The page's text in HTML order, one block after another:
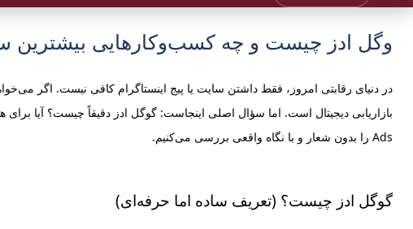
وگل ادز چیست و چه کسب‌وکارهایی بیشترین
در دنیای رقابتی امروز، فقط داشتن سایت یا پیج اینستاگرام کافی نیست. اگر
Ads را بدون شعار و با نگاه واقعی بررسی می‌کنیم.
گوگل ادز چیست؟ (تعریف ساده اما حرفه‌ای)